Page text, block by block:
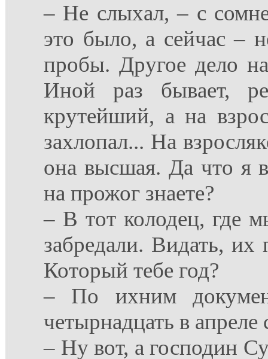
– Не слыхал, – с
это было, а сейчас –
пробы. Другое дело
Иной раз бывает,
крутейший, а на
захлопал... На
она высшая. Да что я
на прожог знаете?
– В тот колодец, где
забредали. Видать, их
Который тебе год?
– По ихним
четырнадцать в апреле
– Ну вот, а господин